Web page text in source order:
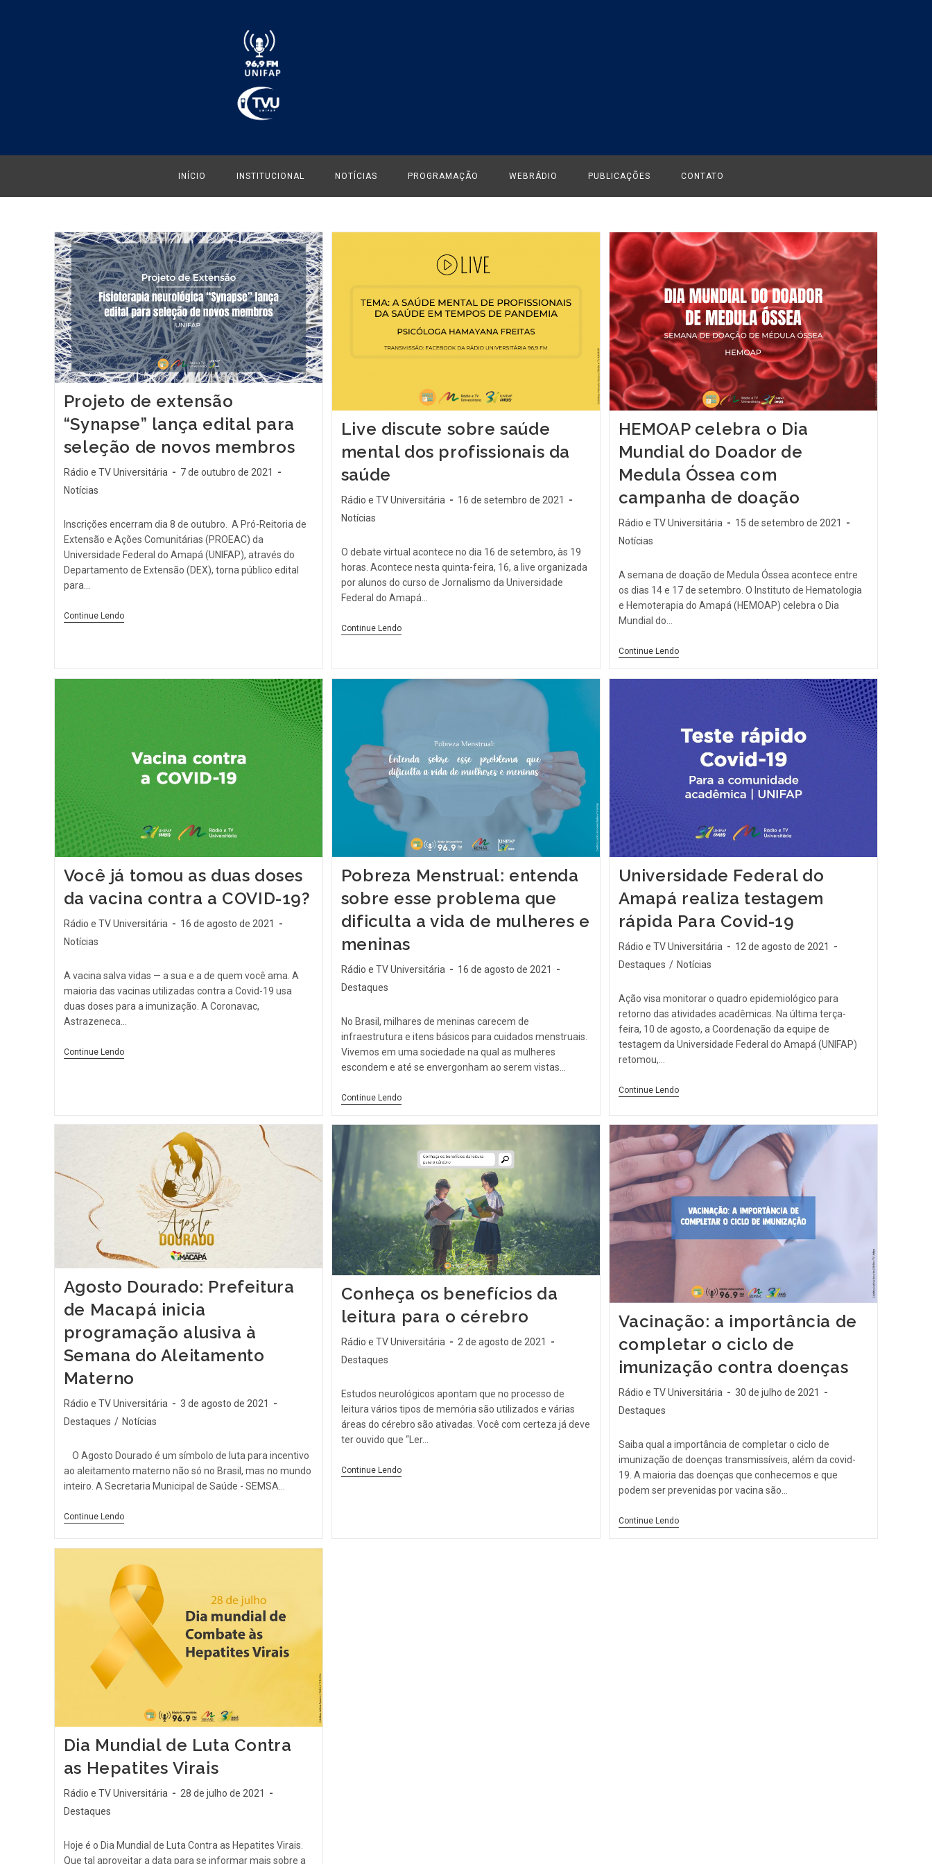
INÍCIO INSTITUCIONAL NOTÍCIAS PROGRAMAÇÃO WEBRÁDIO PUBLICAÇÕES CONTATO
Projeto de extensão
“Synapse” lança edital para
seleção de novos membros
Rádio e TV Universitária
7 de outubro de 2021
Notícias
Inscrições encerram dia 8 de outubro. A Pró-Reitoria de
Extensão e Ações Comunitárias (PROEAC) da
Universidade Federal do Amapá (UNIFAP), através do
Departamento de Extensão (DEX), torna público edital
para…
Continue Lendo
Live discute sobre saúde
mental dos profissionais da
saúde
Rádio e TV Universitária
16 de setembro de 2021
Notícias
O debate virtual acontece no dia 16 de setembro, às 19
horas. Acontece nesta quinta-feira, 16, a live organizada
por alunos do curso de Jornalismo da Universidade
Federal do Amapá…
Continue Lendo
HEMOAP celebra o Dia
Mundial do Doador de
Medula Óssea com
campanha de doação
Rádio e TV Universitária
15 de setembro de 2021
Notícias
A semana de doação de Medula Óssea acontece entre
os dias 14 e 17 de setembro. O Instituto de Hematologia
e Hemoterapia do Amapá (HEMOAP) celebra o Dia
Mundial do…
Continue Lendo
Você já tomou as duas doses
da vacina contra a COVID-19?
Rádio e TV Universitária
16 de agosto de 2021
Notícias
A vacina salva vidas — a sua e a de quem você ama. A
maioria das vacinas utilizadas contra a Covid-19 usa
duas doses para a imunização. A Coronavac,
Astrazeneca…
Continue Lendo
Pobreza Menstrual: entenda
sobre esse problema que
dificulta a vida de mulheres e
meninas
Rádio e TV Universitária
16 de agosto de 2021
Destaques
No Brasil, milhares de meninas carecem de
infraestrutura e itens básicos para cuidados menstruais.
Vivemos em uma sociedade na qual as mulheres
escondem e até se envergonham ao serem vistas…
Continue Lendo
Universidade Federal do
Amapá realiza testagem
rápida Para Covid-19
Rádio e TV Universitária
12 de agosto de 2021
Destaques / Notícias
Ação visa monitorar o quadro epidemiológico para
retorno das atividades acadêmicas. Na última terça-
feira, 10 de agosto, a Coordenação da equipe de
testagem da Universidade Federal do Amapá (UNIFAP)
retomou,…
Continue Lendo
Agosto Dourado: Prefeitura
de Macapá inicia
programação alusiva à
Semana do Aleitamento
Materno
Rádio e TV Universitária
3 de agosto de 2021
Destaques / Notícias
O Agosto Dourado é um símbolo de luta para incentivo
ao aleitamento materno não só no Brasil, mas no mundo
inteiro. A Secretaria Municipal de Saúde - SEMSA…
Continue Lendo
Conheça os benefícios da
leitura para o cérebro
Rádio e TV Universitária
2 de agosto de 2021
Destaques
Estudos neurológicos apontam que no processo de
leitura vários tipos de memória são utilizados e várias
áreas do cérebro são ativadas. Você com certeza já deve
ter ouvido que “Ler…
Continue Lendo
Vacinação: a importância de
completar o ciclo de
imunização contra doenças
Rádio e TV Universitária
30 de julho de 2021
Destaques
Saiba qual a importância de completar o ciclo de
imunização de doenças transmissíveis, além da covid-
19. A maioria das doenças que conhecemos e que
podem ser prevenidas por vacina são…
Continue Lendo
Dia Mundial de Luta Contra
as Hepatites Virais
Rádio e TV Universitária
28 de julho de 2021
Destaques
Hoje é o Dia Mundial de Luta Contra as Hepatites Virais.
Que tal aproveitar a data para se informar mais sobre a